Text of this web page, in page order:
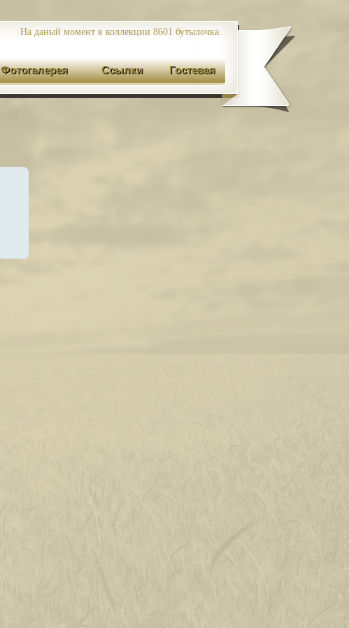
На даный момент в коллекции 8601 бутылочка.
Фотогалерея Ссылки Гостевая